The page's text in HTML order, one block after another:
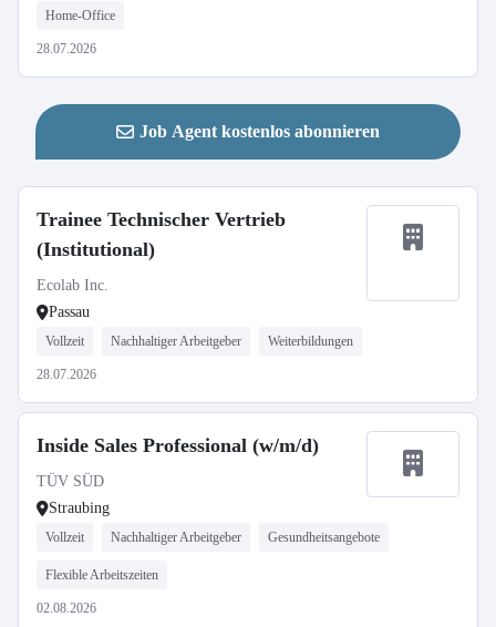
Home-Office
28.07.2026
Job Agent kostenlos abonnieren
Trainee Technischer Vertrieb
(Institutional)
Ecolab Inc.
Passau
Vollzeit Nachhaltiger Arbeitgeber Weiterbildungen
28.07.2026
Inside Sales Professional (w/m/d)
TÜV SÜD
Straubing
Vollzeit Nachhaltiger Arbeitgeber Gesundheitsangebote
Flexible Arbeitszeiten
02.08.2026